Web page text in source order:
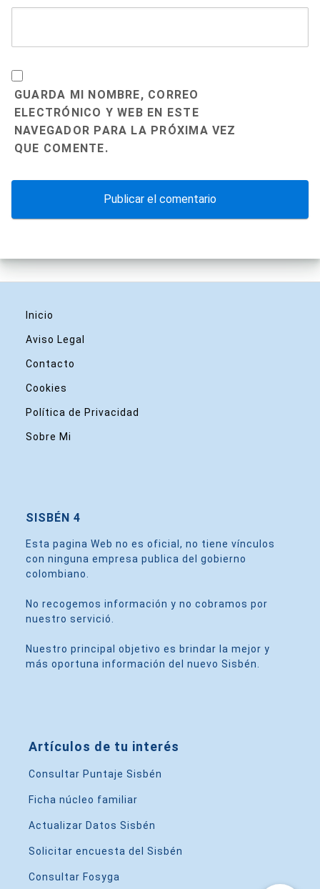
GUARDA MI NOMBRE, CORREO
ELECTRÓNICO Y WEB EN ESTE
NAVEGADOR PARA LA PRÓXIMA VEZ
QUE COMENTE.
Inicio
Aviso Legal
Contacto
Cookies
Política de Privacidad
Sobre Mi
SISBÉN 4
Esta pagina Web no es oficial, no tiene vínculos
con ninguna empresa publica del gobierno
colombiano.
No recogemos información y no cobramos por
nuestro servició.
Nuestro principal objetivo es brindar la mejor y
más oportuna información del nuevo Sisbén.
Artículos de tu interés
Consultar Puntaje Sisbén
Ficha núcleo familiar
Actualizar Datos Sisbén
Solicitar encuesta del Sisbén
Consultar Fosyga